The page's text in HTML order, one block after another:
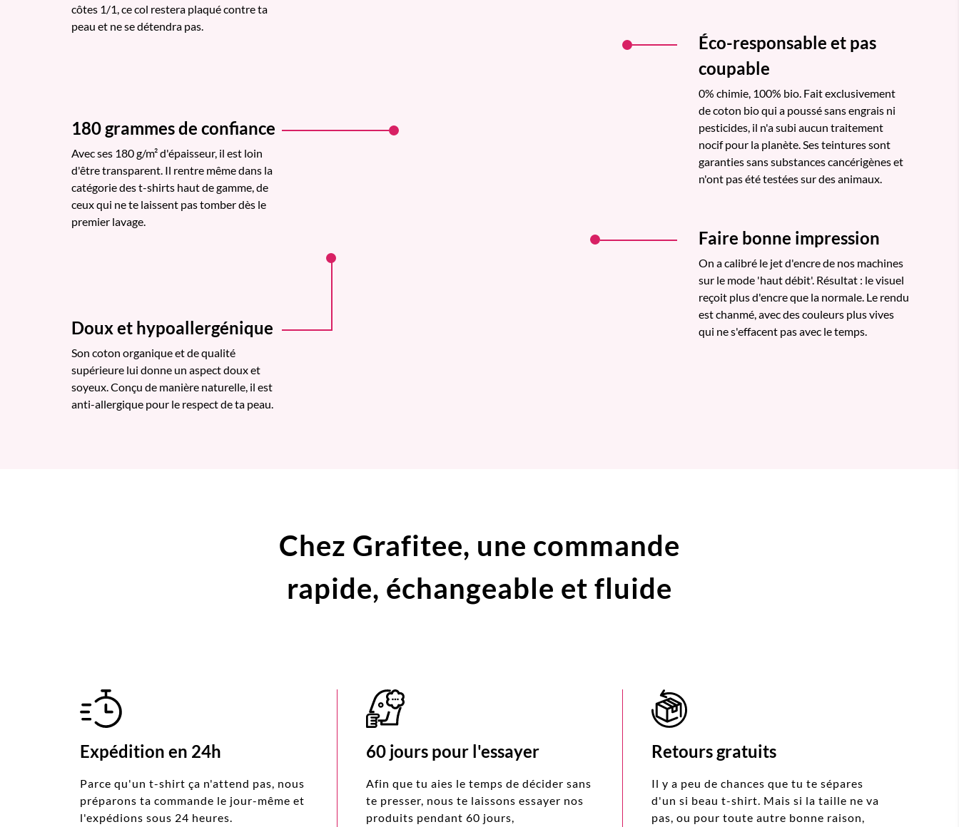
côtes 1/1, ce col restera plaqué contre ta
peau et ne se détendra pas.
Éco-responsable et pas
coupable
0% chimie, 100% bio. Fait exclusivement
de coton bio qui a poussé sans engrais ni
pesticides, il n'a subi aucun traitement
nocif pour la planète. Ses teintures sont
garanties sans substances cancérigènes et
n'ont pas été testées sur des animaux.
180 grammes de confiance
Avec ses 180 g/m² d'épaisseur, il est loin
d'être transparent. Il rentre même dans la
catégorie des t-shirts haut de gamme, de
ceux qui ne te laissent pas tomber dès le
premier lavage.
Faire bonne impression
On a calibré le jet d'encre de nos machines
sur le mode 'haut débit'. Résultat : le visuel
reçoit plus d'encre que la normale. Le rendu
est chanmé, avec des couleurs plus vives
qui ne s'effacent pas avec le temps.
Doux et hypoallergénique
Son coton organique et de qualité
supérieure lui donne un aspect doux et
soyeux. Conçu de manière naturelle, il est
anti-allergique pour le respect de ta peau.
Chez Grafitee, une commande
rapide, échangeable et fluide
Expédition en 24h
Parce qu'un t-shirt ça n'attend pas, nous
préparons ta commande le jour-même et
l'expédions sous 24 heures.
60 jours pour l'essayer
Afin que tu aies le temps de décider sans
te presser, nous te laissons essayer nos
produits pendant 60 jours,
Retours gratuits
Il y a peu de chances que tu te sépares
d'un si beau t-shirt. Mais si la taille ne va
pas, ou pour toute autre bonne raison,